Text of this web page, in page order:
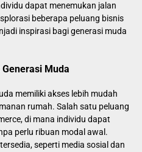
dapat menemukan jalan
beberapa peluang bisnis
inspirasi bagi generasi muda
Muda
memiliki akses lebih mudah
rumah. Salah satu peluang
di mana individu dapat
perlu ribuan modal awal.
seperti media sosial dan